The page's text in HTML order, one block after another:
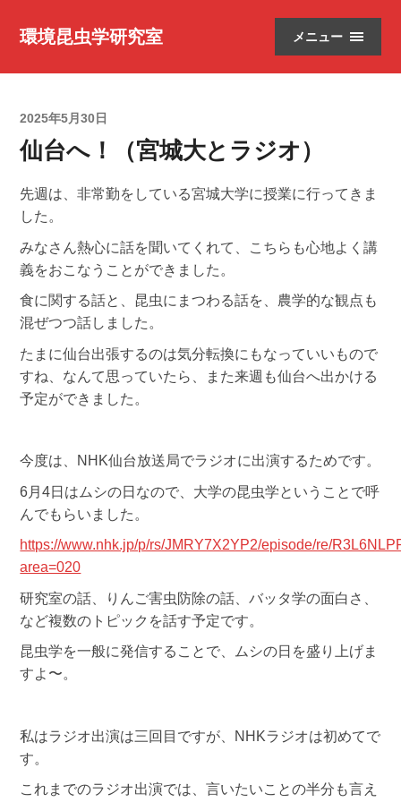
環境昆虫学研究室 メニュー
2025年5月30日
仙台へ！（宮城大とラジオ）
先週は、非常勤をしている宮城大学に授業に行ってきま
した。
みなさん熱心に話を聞いてくれて、こちらも心地よく講
義をおこなうことができました。
食に関する話と、昆虫にまつわる話を、農学的な観点も
混ぜつつ話しました。
たまに仙台出張するのは気分転換にもなっていいもので
すね、なんて思っていたら、また来週も仙台へ出かける
予定ができました。
今度は、NHK仙台放送局でラジオに出演するためです。
6月4日はムシの日なので、大学の昆虫学ということで呼
んでもらいました。
https://www.nhk.jp/p/rs/JMRY7X2YP2/episode/re/
area=020
研究室の話、りんご害虫防除の話、バッタ学の面白さ、
など複数のトピックを話す予定です。
昆虫学を一般に発信することで、ムシの日を盛り上げま
すよ〜。
私はラジオ出演は三回目ですが、NHKラジオは初めてで
す。
これまでのラジオ出演では、言いたいことの半分も言え